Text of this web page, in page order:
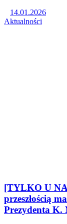
14.01.2026
Aktualności
[TYLKO U
przeszłością
Prezydenta K.